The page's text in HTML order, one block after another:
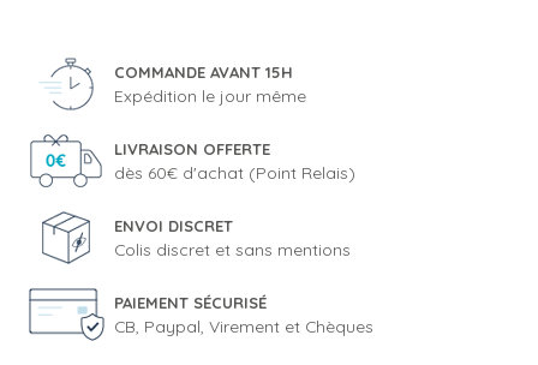
COMMANDE AVANT 15H
Expédition le jour même
LIVRAISON OFFERTE
dès 60€ d'achat (Point Relais)
ENVOI DISCRET
Colis discret et sans mentions
PAIEMENT SÉCURISÉ
CB, Paypal, Virement et Chèques